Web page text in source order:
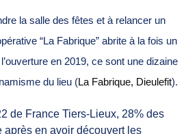
la salle des fêtes et à relancer un
“La Fabrique” abrite à la fois un
en 2019, ce sont une dizaine
du lieu (La Fabrique, Dieulefit).
de France Tiers-Lieux, 28% des
en avoir découvert les